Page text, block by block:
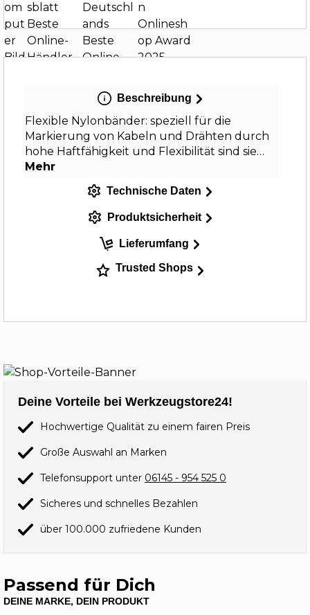
Beschreibung
Flexible Nylonbänder: speziell für die
Markierung von Kabeln und Drähten durch
hohe Haftfähigkeit und Flexibilität sind sie…
Mehr
Technische Daten
Produktsicherheit
Lieferumfang
Trusted Shops
Deine Vorteile bei Werkzeugstore24!
Hochwertige Qualität zu einem fairen Preis
Große Auswahl an Marken
Telefonsupport unter 06145 - 954 525 0
Sicheres und schnelles Bezahlen
über 100.000 zufriedene Kunden
Passend für Dich
DEINE MARKE, DEIN PRODUKT